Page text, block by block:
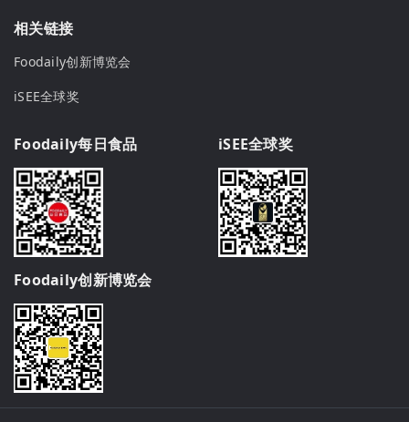
相关链接
Foodaily创新博览会
iSEE全球奖
Foodaily每日食品 iSEE全球奖
Foodaily创新博览会